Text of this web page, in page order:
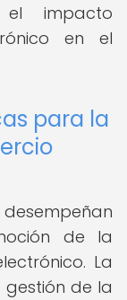
impacto
en el
para la
de la
La
de la